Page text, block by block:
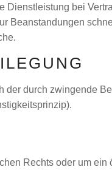
bei
Beanstandungen
durch zwingende
Rechts oder um